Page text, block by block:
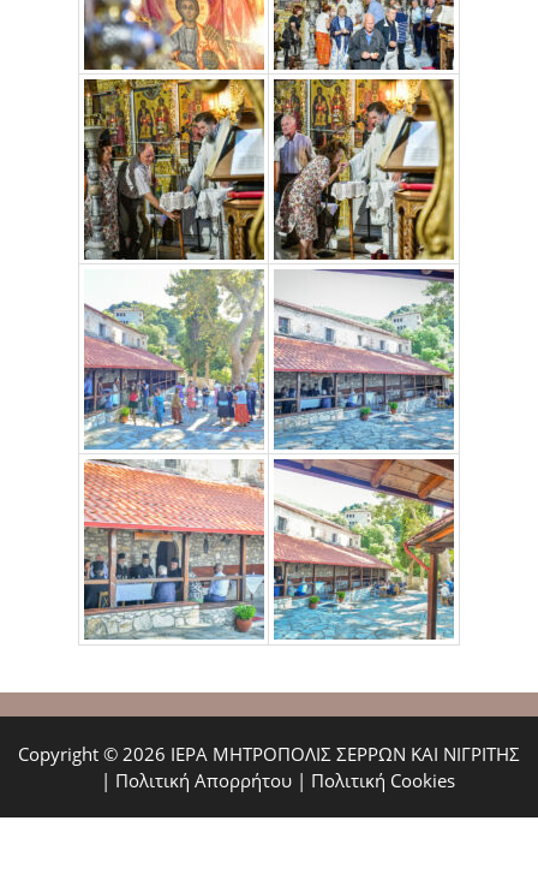
Copyright © 2026 ΙΕΡΑ ΜΗΤΡΟΠΟΛΙΣ ΣΕΡΡΩΝ ΚΑΙ ΝΙΓΡΙΤΗΣ
| Πολιτική Απορρήτου | Πολιτική Cookies